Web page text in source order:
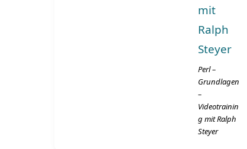
Perl –
Grundlagen
–
Videotrainin
g mit Ralph
Steyer